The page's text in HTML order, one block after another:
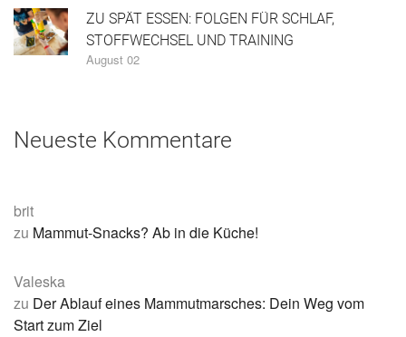
ZU SPÄT ESSEN: FOLGEN FÜR SCHLAF,
STOFFWECHSEL UND TRAINING
August 02
Neueste Kommentare
brit
zu Mammut-Snacks? Ab in die Küche!
Valeska
zu Der Ablauf eines Mammutmarsches: Dein Weg vom
Start zum Ziel